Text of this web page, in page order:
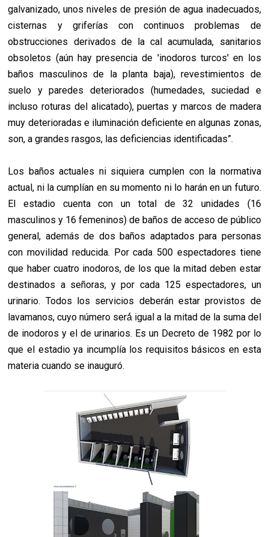
galvanizado, unos niveles de presión de agua inadecuados,
cisternas y griferías con continuos problemas de
obstrucciones derivados de la cal acumulada, sanitarios
obsoletos (aún hay presencia de 'inodoros turcos' en los
baños masculinos de la planta baja), revestimientos de
suelo y paredes deteriorados (humedades, suciedad e
incluso roturas del alicatado), puertas y marcos de madera
muy deterioradas e iluminación deficiente en algunas zonas,
son, a grandes rasgos, las deficiencias identificadas”.
Los baños actuales ni siquiera cumplen con la normativa
actual, ni la cumplían en su momento ni lo harán en un futuro.
El estadio cuenta con un total de 32 unidades (16
masculinos y 16 femeninos) de baños de acceso de público
general, además de dos baños adaptados para personas
con movilidad reducida. Por cada 500 espectadores tiene
que haber cuatro inodoros, de los que la mitad deben estar
destinados a señoras, y por cada 125 espectadores, un
urinario. Todos los servicios deberán estar provistos de
lavamanos, cuyo número será́ igual a la mitad de la suma del
de inodoros y el de urinarios. Es un Decreto de 1982 por lo
que el estadio ya incumplía los requisitos básicos en esta
materia cuando se inauguró.